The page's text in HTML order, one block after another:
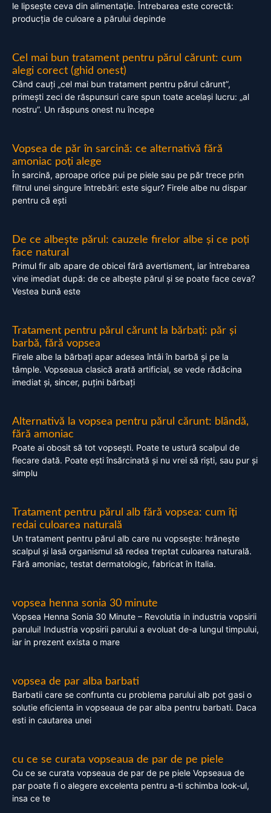
le lipsește ceva din alimentație. Întrebarea este corectă:
producția de culoare a părului depinde
Cel mai bun tratament pentru părul cărunt: cum
alegi corect (ghid onest)
Când cauți „cel mai bun tratament pentru părul cărunt”,
primești zeci de răspunsuri care spun toate același lucru: „al
nostru”. Un răspuns onest nu începe
Vopsea de păr în sarcină: ce alternativă fără
amoniac poți alege
În sarcină, aproape orice pui pe piele sau pe păr trece prin
filtrul unei singure întrebări: este sigur? Firele albe nu dispar
pentru că ești
De ce albește părul: cauzele firelor albe și ce poți
face natural
Primul fir alb apare de obicei fără avertisment, iar întrebarea
vine imediat după: de ce albește părul și se poate face ceva?
Vestea bună este
Tratament pentru părul cărunt la bărbați: păr și
barbă, fără vopsea
Firele albe la bărbați apar adesea întâi în barbă și pe la
tâmple. Vopseaua clasică arată artificial, se vede rădăcina
imediat și, sincer, puțini bărbați
Alternativă la vopsea pentru părul cărunt: blândă,
fără amoniac
Poate ai obosit să tot vopsești. Poate te ustură scalpul de
fiecare dată. Poate ești însărcinată și nu vrei să riști, sau pur și
simplu
Tratament pentru părul alb fără vopsea: cum îți
redai culoarea naturală
Un tratament pentru părul alb care nu vopsește: hrănește
scalpul și lasă organismul să redea treptat culoarea naturală.
Fără amoniac, testat dermatologic, fabricat în Italia.
vopsea henna sonia 30 minute
Vopsea Henna Sonia 30 Minute – Revolutia in industria vopsirii
parului! Industria vopsirii parului a evoluat de-a lungul timpului,
iar in prezent exista o mare
vopsea de par alba barbati
Barbatii care se confrunta cu problema parului alb pot gasi o
solutie eficienta in vopseaua de par alba pentru barbati. Daca
esti in cautarea unei
cu ce se curata vopseaua de par de pe piele
Cu ce se curata vopseaua de par de pe piele Vopseaua de
par poate fi o alegere excelenta pentru a-ti schimba look-ul,
insa ce te